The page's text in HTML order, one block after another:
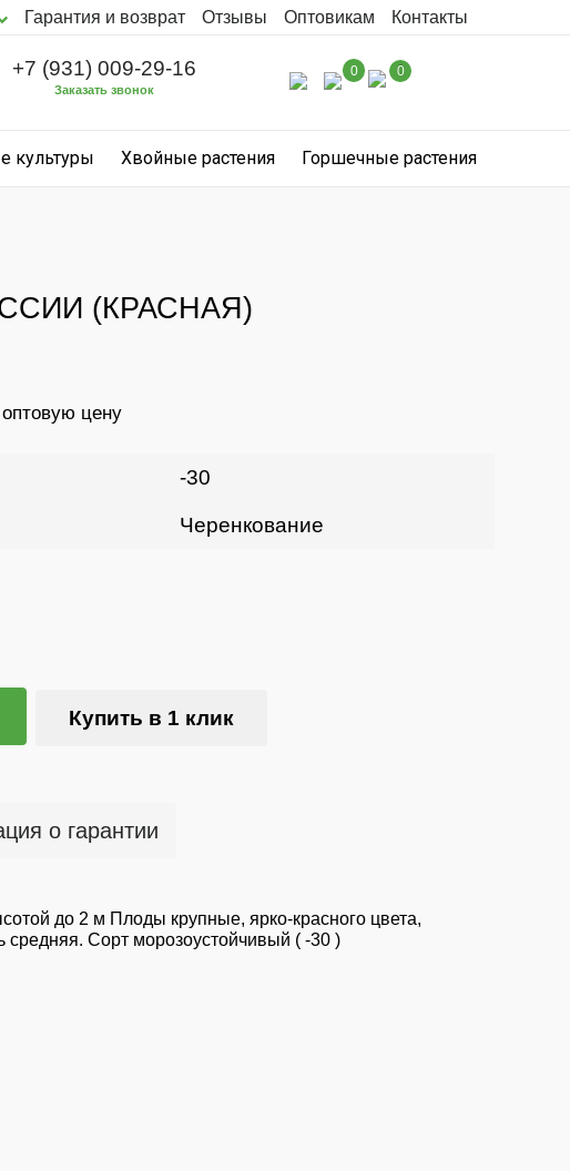
Гарантия и возврат Отзывы Оптовикам Контакты
+7 (931) 009-29-16
Заказать звонок
0 0
культуры Хвойные растения Горшечные растения
(КРАСНАЯ)
цену
-30
Черенкование
Купить в 1 клик
о гарантии
до 2 м Плоды крупные, ярко-красного цвета,
Сорт морозоустойчивый ( -30 )